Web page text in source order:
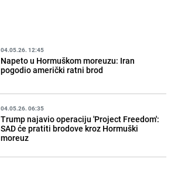
04.05.26. 12:45
Napeto u Hormuškom moreuzu: Iran
pogodio američki ratni brod
04.05.26. 06:35
Trump najavio operaciju 'Project Freedom':
SAD će pratiti brodove kroz Hormuški
moreuz